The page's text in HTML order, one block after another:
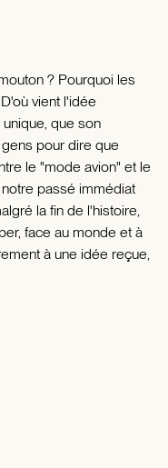
? Pourquoi les
vient l'idée
que son
pour dire que
le "mode avion" et le
passé immédiat
la fin de l'histoire,
face au monde et à
à une idée reçue,